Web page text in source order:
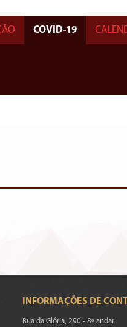
COVID-19
INFORMAÇÕES DE
Rua da Glória, 290 - 8º andar